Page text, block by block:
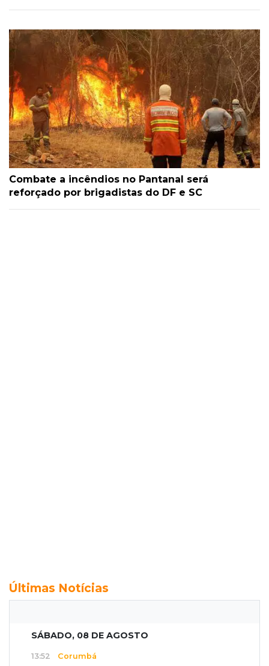
Combate a incêndios no Pantanal será
reforçado por brigadistas do DF e SC
Últimas Notícias
SÁBADO, 08 DE AGOSTO
13:52 Corumbá